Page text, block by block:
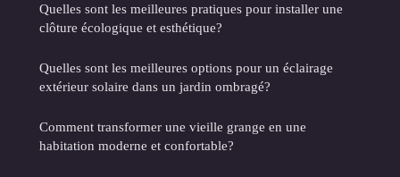
Quelles sont les meilleures pratiques pour installer une
clôture écologique et esthétique?
Quelles sont les meilleures options pour un éclairage
extérieur solaire dans un jardin ombragé?
Comment transformer une vieille grange en une
habitation moderne et confortable?